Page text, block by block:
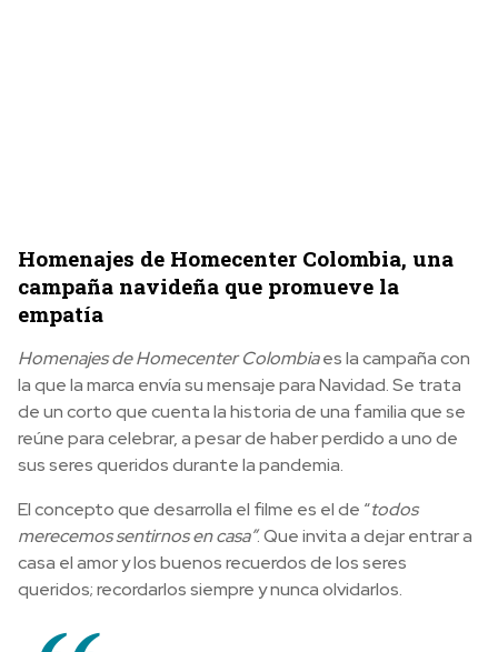
Homenajes de Homecenter Colombia, una
campaña navideña que promueve la
empatía
Homenajesde Homecenter Colombiaes la campaña con
la que la marca envía su mensaje para Navidad. Se trata
de un corto que cuenta la historia de una familia que se
reúne para celebrar, a pesar de haber perdido a uno de
sus seres queridos durante la pandemia.
El concepto que desarrolla el filme es el de “todos
merecemos sentirnos en casa”. Que invita a dejar entrar a
casa el amor y los buenos recuerdos de los seres
queridos; recordarlos siempre y nunca olvidarlos.